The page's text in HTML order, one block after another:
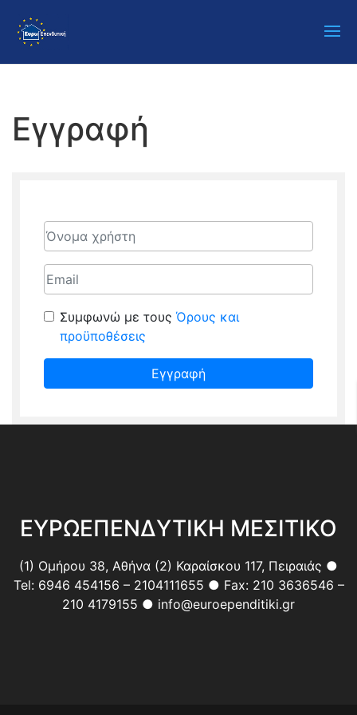
Εγγραφή
Όνομα χρήστη
Email
Συμφωνώ με τους Όρους και
προϋποθέσεις
Εγγραφή
ΕΥΡΩΕΠΕΝΔΥΤΙΚΗ ΜΕΣΙΤΙΚΟ
(1) Ομήρου 38, Αθήνα (2) Καραίσκου 117, Πειραιάς ●
Tel: 6946 454156 – 2104111655 ● Fax: 210 3636546 –
210 4179155 ● info@euroependitiki.gr